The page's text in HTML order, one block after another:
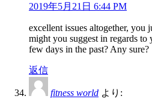
2019年5月21日 6:44 PM
excellent issues altogether, you
might you suggest in regards to
few days in the past? Any sure?
返信
fitness world より: